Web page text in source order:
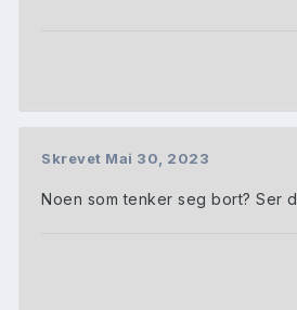
Skrevet Mai 30, 2023
Noen som tenker seg bort? Ser